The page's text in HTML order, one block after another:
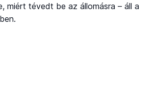
miért tévedt be az állomásra – áll a